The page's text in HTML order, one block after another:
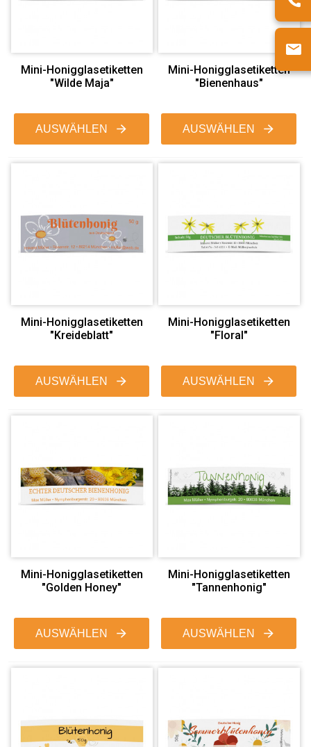
Mini-Honigglasetiketten
"Wilde Maja"
AUSWÄHLEN
Mini-Honigglasetiketten
"Bienenhaus"
AUSWÄHLEN
Mini-Honigglasetiketten
"Kreideblatt"
AUSWÄHLEN
Mini-Honigglasetiketten
"Floral"
AUSWÄHLEN
Mini-Honigglasetiketten
"Golden Honey"
AUSWÄHLEN
Mini-Honigglasetiketten
"Tannenhonig"
AUSWÄHLEN